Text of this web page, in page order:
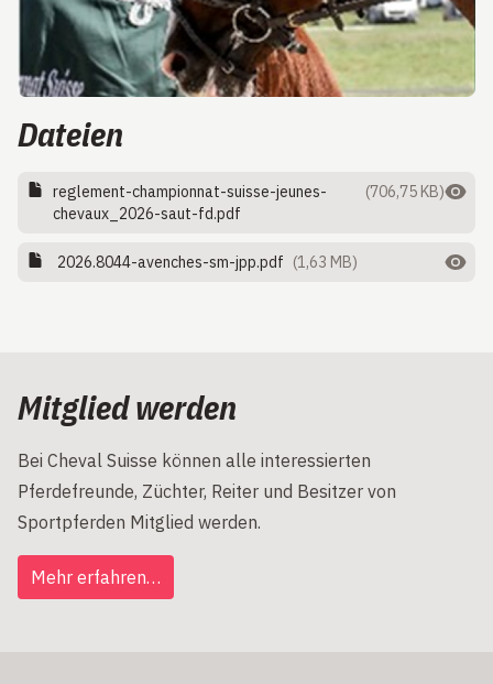
Dateien
reglement-championnat-suisse-jeunes-
chevaux_2026-saut-fd.pdf
(706,75 KB)
2026.8044-avenches-sm-jpp.pdf (1,63 MB)
Mitglied werden
Bei Cheval Suisse können alle interessierten
Pferdefreunde, Züchter, Reiter und Besitzer von
Sportpferden Mitglied werden.
Mehr erfahren…